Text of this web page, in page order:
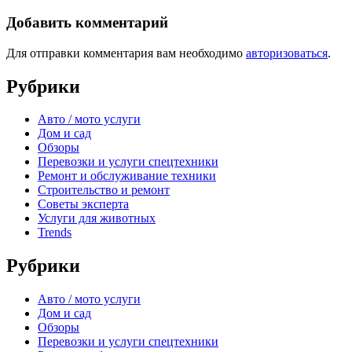
Добавить комментарий
Для отправки комментария вам необходимо авторизоваться.
Рубрики
Авто / мото услуги
Дом и сад
Обзоры
Перевозки и услуги спецтехники
Ремонт и обслуживание техники
Строительство и ремонт
Советы эксперта
Услуги для животных
Trends
Рубрики
Авто / мото услуги
Дом и сад
Обзоры
Перевозки и услуги спецтехники